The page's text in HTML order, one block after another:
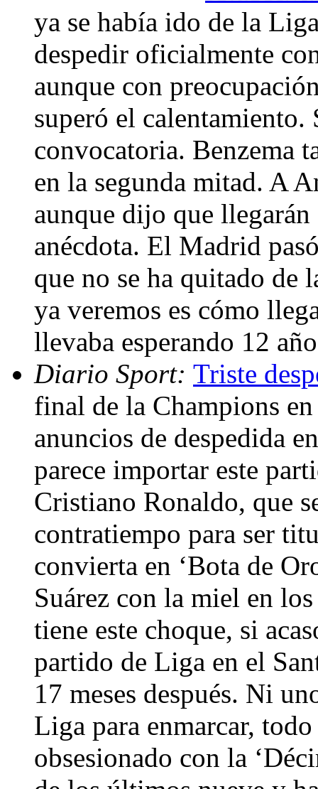
ya se había ido de la
despedir oficialmente
aunque con
superó el
convocatoria. Benzema
en la segunda mitad. A
aunque dijo que
anécdota. El Madrid
que no se ha quitado de
ya veremos es cómo
llevaba esperando 12
Diario Sport: Triste
final de la Champions
anuncios de despedida
parece importar este
Cristiano Ronaldo, que
contratiempo para ser
convierta en ‘Bota de
Suárez con la miel en
tiene este choque, si
partido de Liga en el
17 meses después. Ni
Liga para enmarcar,
obsesionado con la